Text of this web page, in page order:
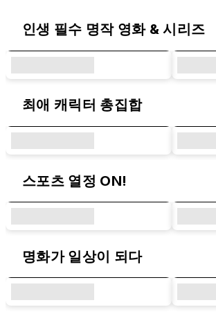
인생 필수 명작 영화 & 시리즈
최애 캐릭터 총집합
스포츠 열정 ON!
명화가 일상이 되다